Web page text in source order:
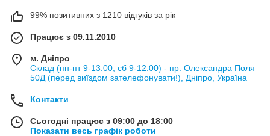
99% позитивних з 1210 відгуків за рік
Працює з 09.11.2010
м. Дніпро
Склад (пн-пт 9-13:00, сб 9-12:00) - пр. Олександра Поля
50Д (перед виїздом зателефонувати!), Дніпро, Україна
Контакти
Сьогодні працює з 09:00 до 18:00
Показати весь графік роботи